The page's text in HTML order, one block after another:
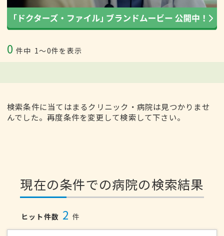
0 件中 1〜0件を表示
検索条件に当てはまるクリニック・病院は見つかりませ
んでした。再度条件を変更して検索して下さい。
現在の条件での病院の検索結果
ヒット件数 2 件